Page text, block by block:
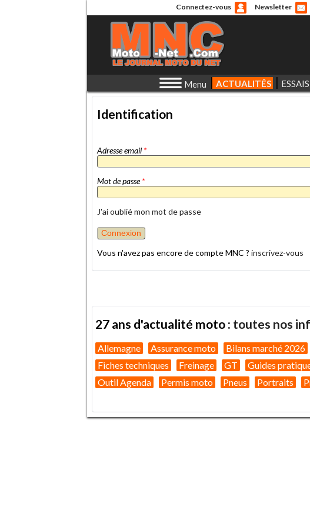
Connectez-vous Newsletter
Menu ACTUALITÉS ESSAIS
Identification
Adresse email *
Mot de passe*
J'ai oublié mon mot de passe
Vous n'avez pas encore de compte MNC ? inscrivez-vous
27 ans d'actualité moto : toutes nos
Allemagne Assurance moto Bilans marché 2026
Fiches techniques
Freinage GT Guides
Outil Agenda
Permis moto Pneus Portraits